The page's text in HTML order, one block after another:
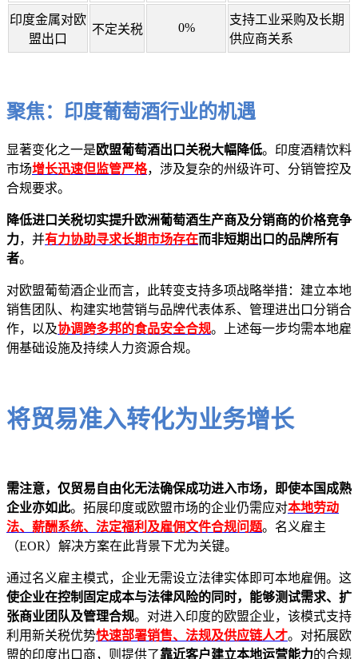
印度金属对欧
盟出口
不定关税 0%
支持工业采购及长期
供应商关系
聚焦：印度葡萄酒行业的机遇
显著变化之一是 欧盟葡萄酒出口关税大幅降低。印度酒精饮料
市场增长迅速但监管严格，涉及复杂的州级许可、分销管控及
合规要求。
降低进口关税切实提升欧洲葡萄酒生产商及分销商的价格竞争
力，并有力协助寻求长期市场存在而非短期出口的品牌所有
者。
对欧盟葡萄酒企业而言，此转变支持多项战略举措：建立本地
销售团队、构建实地营销与品牌代表体系、管理进出口分销合
作，以及协调跨多邦的食品安全合规。上述每一步均需本地雇
佣基础设施及持续人力资源合规。
将贸易准入转化为业务增长
需注意，仅贸易自由化无法确保成功进入市场，即使本国成熟
企业亦如此。拓展印度或欧盟市场的企业仍需应对本地劳动
法、薪酬系统、法定福利及雇佣文件合规问题。名义雇主
（EOR）解决方案在此背景下尤为关键。
通过名义雇主模式，企业无需设立法律实体即可本地雇佣。这
使企业在控制固定成本与法律风险的同时，能够测试需求、扩
张商业团队及管理合规。对进入印度的欧盟企业，该模式支持
利用新关税优势快速部署销售、法规及供应链人才。对拓展欧
盟的印度出口商，则提供了靠近客户建立本地运营能力的合规